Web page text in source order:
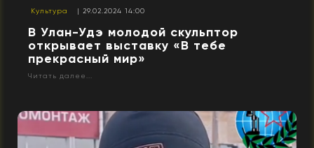
Культура | 29.02.2024 14:00
В Улан-Удэ молодой скульптор
открывает выставку «В тебе
прекрасный мир»
Читать далее...